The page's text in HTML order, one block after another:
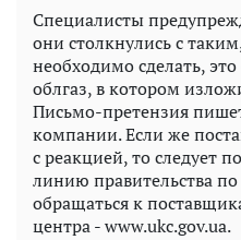
Специалисты
они столкнулись с
необходимо сделать,
облгаз, в котором
Письмо-претензия
компании. Если же
с реакцией, то следует
линию правительства
обращаться к
центра - www.ukc.gov.ua.